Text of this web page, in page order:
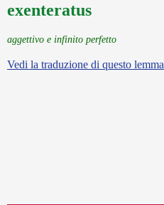
exenteratus
aggettivo e infinito perfetto
Vedi la traduzione di questo lemma